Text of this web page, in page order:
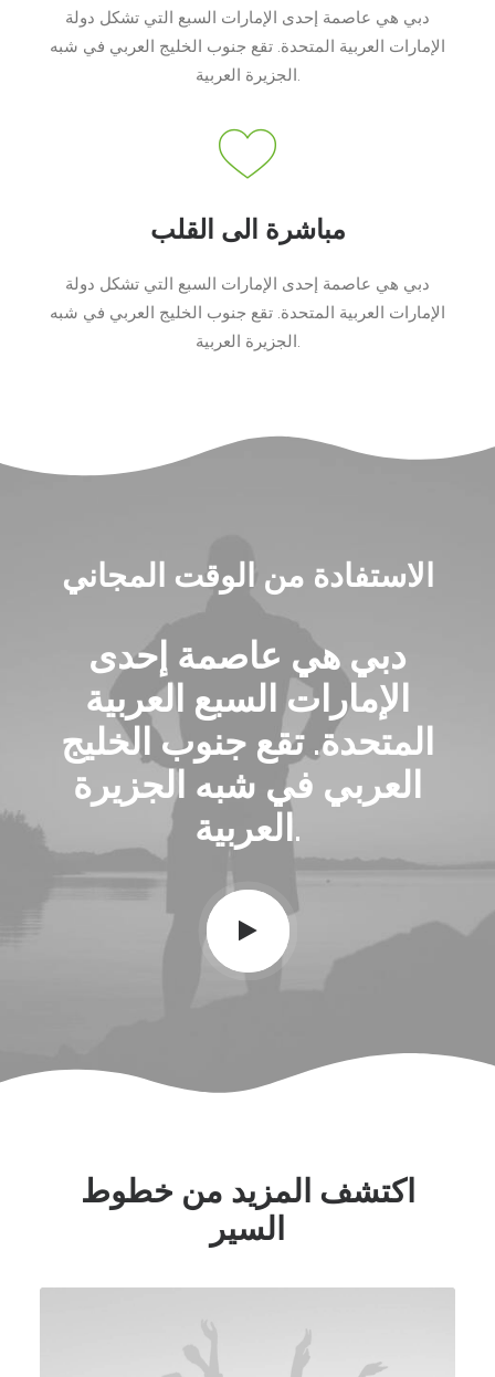
دبي هي عاصمة إحدى الإمارات السبع التي تشكل دولة
الإمارات العربية المتحدة. تقع جنوب الخليج العربي في شبه
الجزيرة العربية.
مباشرة الى القلب
دبي هي عاصمة إحدى الإمارات السبع التي تشكل دولة
الإمارات العربية المتحدة. تقع جنوب الخليج العربي في شبه
الجزيرة العربية.
الاستفادة من الوقت المجاني
دبي هي عاصمة إحدى
الإمارات السبع العربية
المتحدة. تقع جنوب الخليج
العربي في شبه الجزيرة
العربية.
اكتشف المزيد من خطوط
السير